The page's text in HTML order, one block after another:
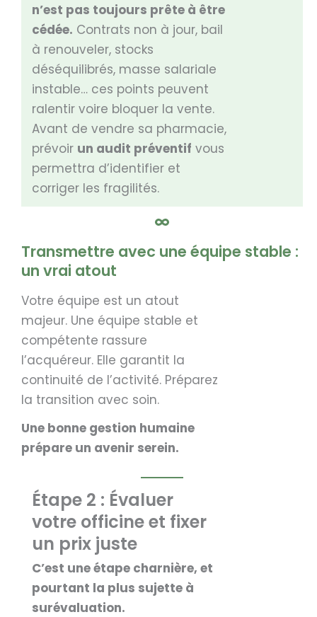
n’est pas toujours prête à être
cédée. Contrats non à jour, bail
à renouveler, stocks
déséquilibrés, masse salariale
instable… ces points peuvent
ralentir voire bloquer la vente.
Avant de vendre sa pharmacie,
prévoir un audit préventif vous
permettra d’identifier et
corriger les fragilités.
Transmettre avec une équipe stable :
un vrai atout
Votre équipe est un atout
majeur. Une équipe stable et
compétente rassure
l’acquéreur. Elle garantit la
continuité de l’activité. Préparez
la transition avec soin.
Une bonne gestion humaine
prépare un avenir serein.
Étape 2 : Évaluer
votre officine et fixer
un prix juste
C’est une étape charnière, et
pourtant la plus sujette à
surévaluation.